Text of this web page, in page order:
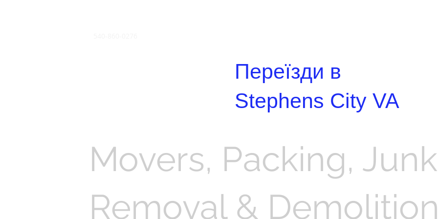
Переїзди в
Stephens City VA
Movers, Packing, Junk
Removal &